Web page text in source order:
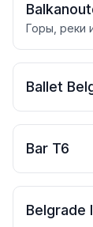
reached on
Горы, реки
Ballet
Bar T6
Belgrade